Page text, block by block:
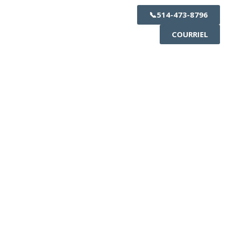
📞514-473-8796
COURRIEL